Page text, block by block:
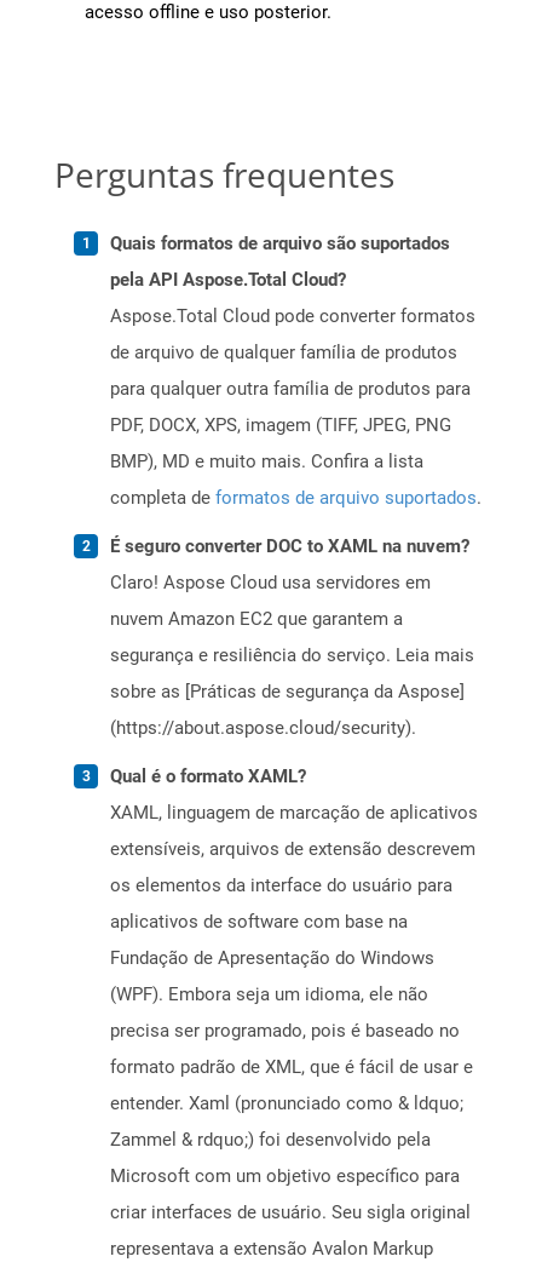
acesso offline e uso posterior.
Perguntas frequentes
Quais formatos de arquivo são suportados
pela API Aspose.Total Cloud?
Aspose.Total Cloud pode converter formatos
de arquivo de qualquer família de produtos
para qualquer outra família de produtos para
PDF, DOCX, XPS, imagem (TIFF, JPEG, PNG
BMP), MD e muito mais. Confira a lista
completa de formatos de arquivo suportados.
É seguro converter DOC to XAML na nuvem?
Claro! Aspose Cloud usa servidores em
nuvem Amazon EC2 que garantem a
segurança e resiliência do serviço. Leia mais
sobre as [Práticas de segurança da Aspose]
(https://about.aspose.cloud/security).
Qual é o formato XAML?
XAML, linguagem de marcação de aplicativos
extensíveis, arquivos de extensão descrevem
os elementos da interface do usuário para
aplicativos de software com base na
Fundação de Apresentação do Windows
(WPF). Embora seja um idioma, ele não
precisa ser programado, pois é baseado no
formato padrão de XML, que é fácil de usar e
entender. Xaml (pronunciado como & ldquo;
Zammel & rdquo;) foi desenvolvido pela
Microsoft com um objetivo específico para
criar interfaces de usuário. Seu sigla original
representava a extensão Avalon Markup